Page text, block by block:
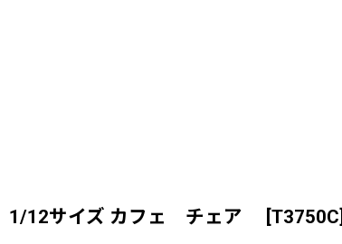
1/12サイズ カフェ チェア [T3750C]